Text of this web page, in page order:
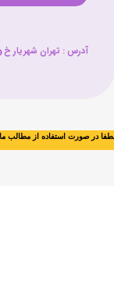
آدرس : تهران شهریار خ ولیعصر​​​​​​​